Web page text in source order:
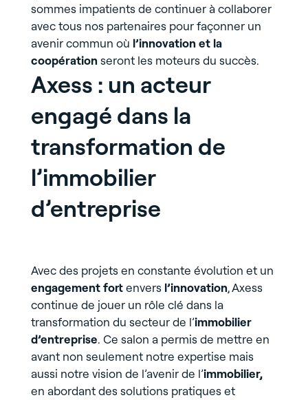
sommes impatients de continuer à collaborer
avec tous nos partenaires pour façonner un
avenir commun où l’innovation et la
coopérationseront les moteurs du succès.
Axess : un acteur
engagé dans la
transformation de
l’immobilier
d’entreprise
Avec des projets en constante évolution et un
engagement fortenvers l’innovation, Axess
continue de jouer un rôle clé dans la
transformation du secteur de l’immobilier
d’entreprise. Ce salon a permis de mettre en
avant non seulement notre expertise mais
aussi notre vision de l’avenir de l’immobilier,
en abordant des solutions pratiques et